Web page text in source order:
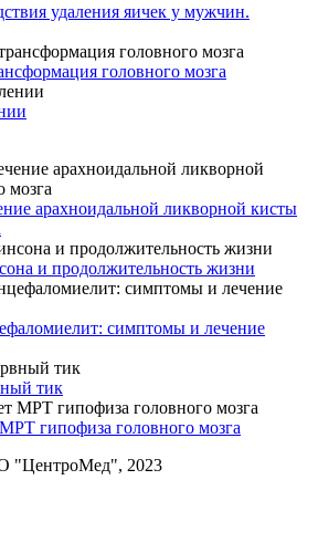
удаления яичек у мужчин.
головного мозга
арахноидальной ликворной кисты
и продолжительность жизни
симптомы и лечение
тик
гипофиза головного мозга
"ЦентроМед", 2023